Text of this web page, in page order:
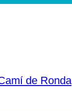
de Ronda